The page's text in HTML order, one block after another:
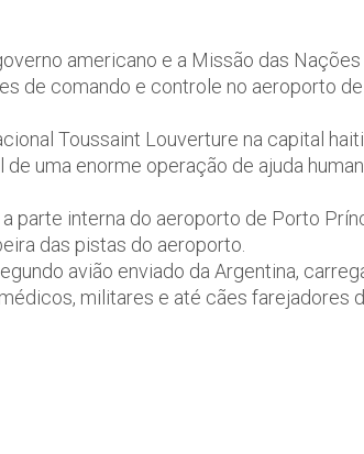
americano e a Missão das
de comando e controle no aeroporto
Toussaint Louverture na capital
uma enorme operação de ajuda
parte interna do aeroporto de Porto
das pistas do aeroporto.
avião enviado da Argentina,
militares e até cães farejadores